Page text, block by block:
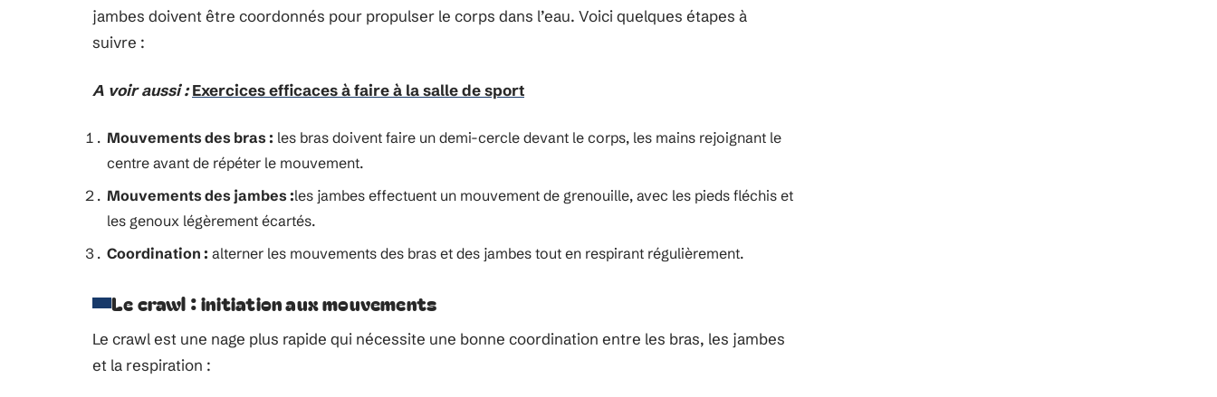
jambes doivent être coordonnés pour propulser le corps dans l’eau. Voici quelques étapes à
suivre :
A voir aussi : Exercices efficaces à faire à la salle de sport
Mouvements des bras : les bras doivent faire un demi-cercle devant le corps, les mains rejoignant le
centre avant de répéter le mouvement.
Mouvements des jambes :les jambes effectuent un mouvement de grenouille, avec les pieds fléchis et
les genoux légèrement écartés.
Coordination : alterner les mouvements des bras et des jambes tout en respirant régulièrement.
Le crawl : initiation aux mouvements
Le crawl est une nage plus rapide qui nécessite une bonne coordination entre les bras, les jambes
et la respiration :